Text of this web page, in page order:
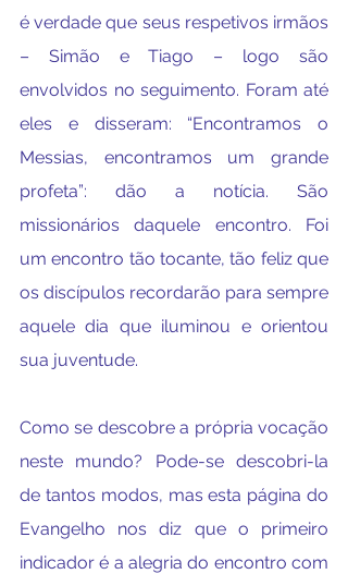
é verdade que seus respetivos irmãos
– Simão e Tiago – logo são
envolvidos no seguimento. Foram até
eles e disseram: “Encontramos o
Messias, encontramos um grande
profeta”: dão a notícia. São
missionários daquele encontro. Foi
um encontro tão tocante, tão feliz que
os discípulos recordarão para sempre
aquele dia que iluminou e orientou
sua juventude.
Como se descobre a própria vocação
neste mundo? Pode-se descobri-la
de tantos modos, mas esta página do
Evangelho nos diz que o primeiro
indicador é a alegria do encontro com